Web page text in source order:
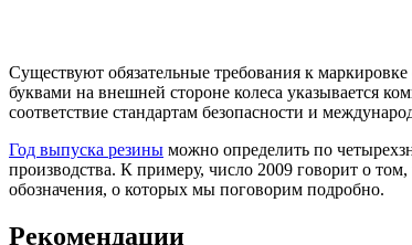
Существуют обязательные требования к
буквами на внешней стороне колеса указывается
соответствие стандартам безопасности и
Год выпуска резины можно определить по
производства. К примеру, число 2009 говорит о
обозначения, о которых мы поговорим подробно.
Рекомендации